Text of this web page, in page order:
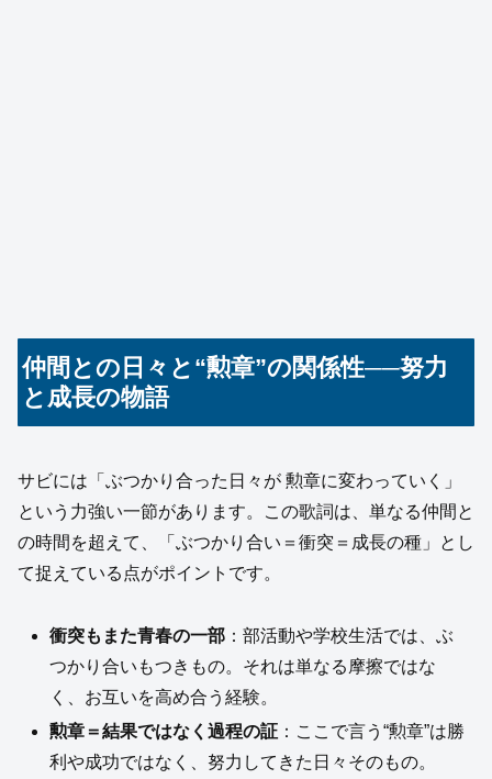
仲間との日々と“勲章”の関係性──努力
と成長の物語
サビには「ぶつかり合った日々が 勲章に変わっていく」
という力強い一節があります。この歌詞は、単なる仲間と
の時間を超えて、「ぶつかり合い＝衝突＝成長の種」とし
て捉えている点がポイントです。
衝突もまた青春の一部 ：部活動や学校生活では、ぶ
つかり合いもつきもの。それは単なる摩擦ではな
く、お互いを高め合う経験。
勲章＝結果ではなく過程の証 ：ここで言う“勲章”は勝
利や成功ではなく、努力してきた日々そのもの。